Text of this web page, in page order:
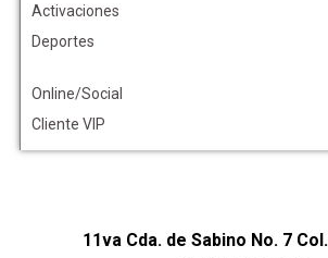
Activaciones
Deportes
Online/Social
Cliente VIP
11va Cda. de Sabino No. 7